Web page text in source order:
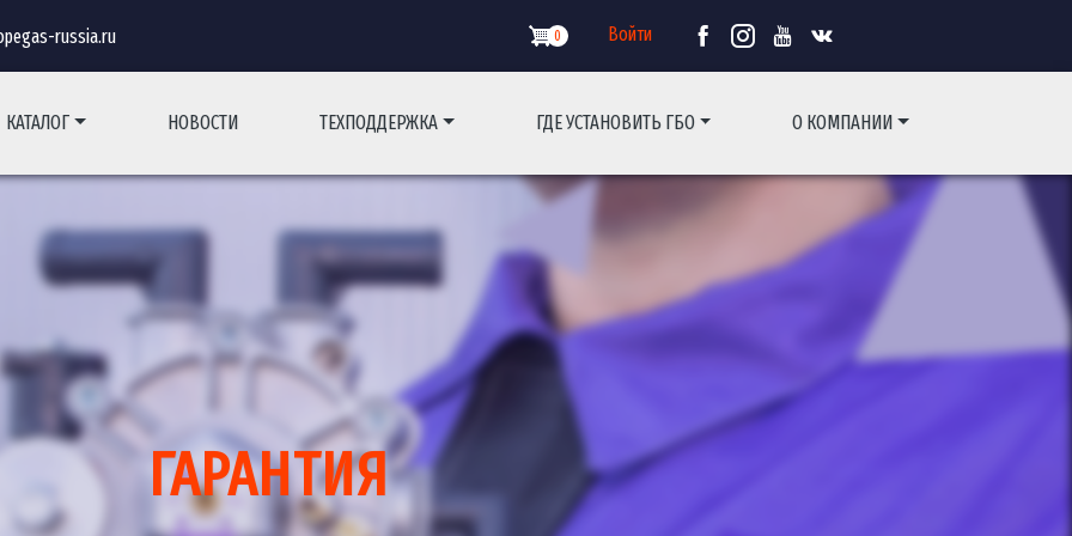
russia.ru 0 Войти
КАТАЛОГ НОВОСТИ ТЕХПОДДЕРЖКА ГДЕ УСТАНОВИТЬ ГБО О КОМПАНИИ
ГАРАНТИЯ